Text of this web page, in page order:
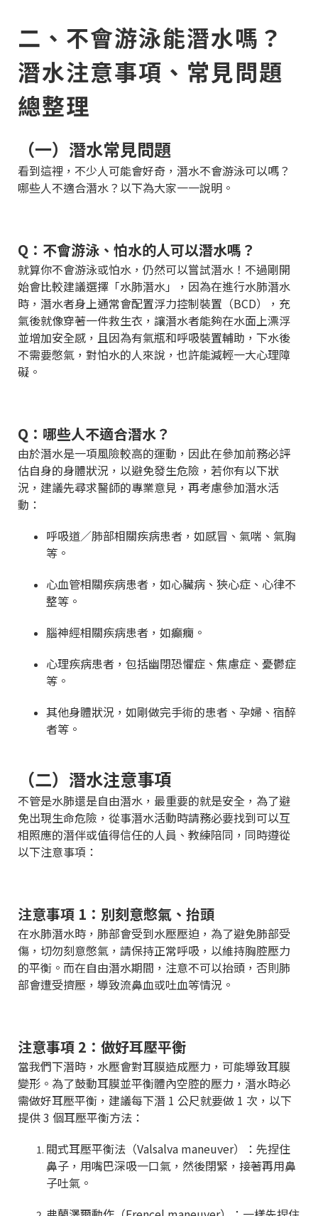
二、不會游泳能潛水嗎？
潛水注意事項、常見問題
總整理
（一）潛水常見問題
看到這裡，不少人可能會好奇，潛水不會游泳可以嗎？
哪些人不適合潛水？以下為大家一一說明。
Q：不會游泳、怕水的人可以潛水嗎？
就算你不會游泳或怕水，仍然可以嘗試潛水！不過剛開
始會比較建議選擇「水肺潛水」，因為在進行水肺潛水
時，潛水者身上通常會配置浮力控制裝置（BCD），充
氣後就像穿著一件救生衣，讓潛水者能夠在水面上漂浮
並增加安全感，且因為有氣瓶和呼吸裝置輔助，下水後
不需要憋氣，對怕水的人來說，也許能減輕一大心理障
礙。
Q：哪些人不適合潛水？
由於潛水是一項風險較高的運動，因此在參加前務必評
估自身的身體狀況，以避免發生危險，若你有以下狀
況，建議先尋求醫師的專業意見，再考慮參加潛水活
動：
呼吸道／肺部相關疾病患者，如感冒、氣喘、氣胸
等。
心血管相關疾病患者，如心臟病、狹心症、心律不
整等。
腦神經相關疾病患者，如癲癇。
心理疾病患者，包括幽閉恐懼症、焦慮症、憂鬱症
等。
其他身體狀況，如剛做完手術的患者、孕婦、宿醉
者等。
（二）潛水注意事項
不管是水肺還是自由潛水，最重要的就是安全，為了避
免出現生命危險，從事潛水活動時請務必要找到可以互
相照應的潛伴或值得信任的人員、教練陪同，同時遵從
以下注意事項：
注意事項 1：別刻意憋氣、抬頭
在水肺潛水時，肺部會受到水壓壓迫，為了避免肺部受
傷，切勿刻意憋氣，請保持正常呼吸，以維持胸腔壓力
的平衡。而在自由潛水期間，注意不可以抬頭，否則肺
部會遭受擠壓，導致流鼻血或吐血等情況。
注意事項 2：做好耳壓平衡
當我們下潛時，水壓會對耳膜造成壓力，可能導致耳膜
變形。為了鼓動耳膜並平衡體內空腔的壓力，潛水時必
需做好耳壓平衡，建議每下潛 1 公尺就要做 1 次，以下
提供 3 個耳壓平衡方法：
閥式耳壓平衡法（Valsalva maneuver）：先捏住
鼻子，用嘴巴深吸一口氣，然後閉緊，接著再用鼻
子吐氣。